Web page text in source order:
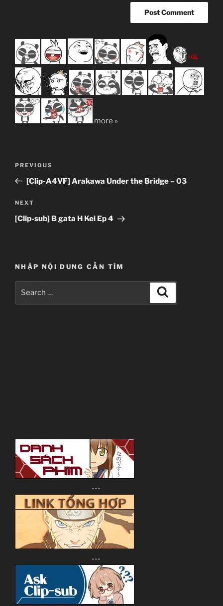
more »
Previous
Post
PREVIOUS
[Clip-A4VF] Arakawa Under the Bridge – 03
Next
Post
NEXT
[Clip-sub] B gata H Kei Ep 4
NHẬP NỘI DUNG CẦN TÌM
---
---